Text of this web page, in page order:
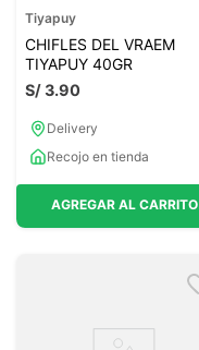
Tiyapuy
CHIFLES DEL VRAEM
TIYAPUY 40GR
S/3.90
Delivery
Recojo en tienda
AGREGAR AL CARRITO